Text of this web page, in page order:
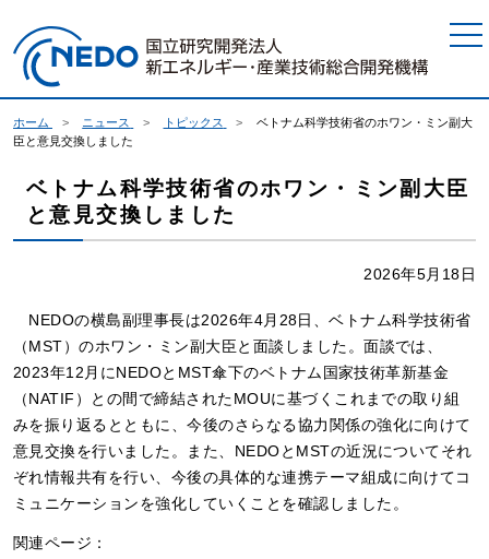
ホーム ニュース トピックス
ベトナム科学技術省のホワン・ミン副大
臣と意見交換しました
ベトナム科学技術省のホワン・ミン副大臣
と意見交換しました
2026年5月18日
NEDOの横島副理事長は2026年4月28日、ベトナム科学技術省
（MST）のホワン・ミン副大臣と面談しました。面談では、
2023年12月にNEDOとMST傘下のベトナム国家技術革新基金
（NATIF）との間で締結されたMOUに基づくこれまでの取り組
みを振り返るとともに、今後のさらなる協力関係の強化に向けて
意見交換を行いました。また、NEDOとMSTの近況についてそれ
ぞれ情報共有を行い、今後の具体的な連携テーマ組成に向けてコ
ミュニケーションを強化していくことを確認しました。
関連ページ：